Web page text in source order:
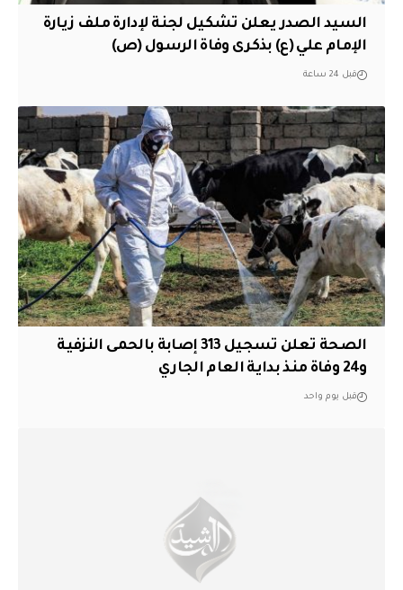
السيد الصدر يعلن تشكيل لجنة لإدارة ملف زيارة
الإمام علي (ع) بذكرى وفاة الرسول (ص)
قبل 24 ساعة
الصحة تعلن تسجيل 313 إصابة بالحمى النزفية
و24 وفاة منذ بداية العام الجاري
قبل يوم واحد